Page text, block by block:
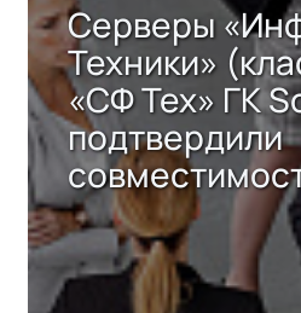
Серверы
Техники»
«СФ Тех» ГК
подтвердили
решением
Storage 2.x
хранения